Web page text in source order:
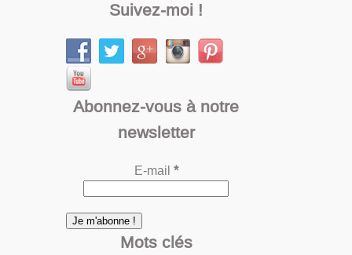
Suivez-moi !
Abonnez-vous à notre
newsletter
E-mail *
Mots clés